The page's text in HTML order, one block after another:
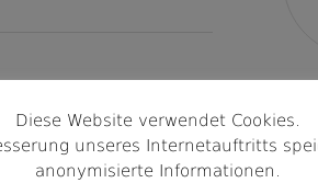
Diese Website verwendet Cookies.
unseres Internetauftritts
anonymisierte Informationen.